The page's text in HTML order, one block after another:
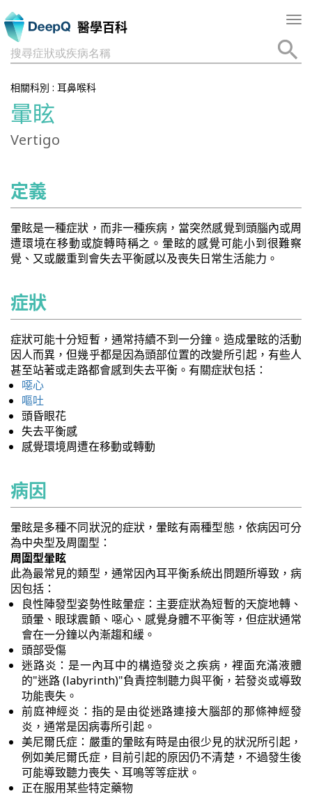
醫學百科
搜尋症狀或疾病名稱
相關科別 : 耳鼻喉科
暈眩
Vertigo
定義
暈眩是一種症狀，而非一種疾病，當突然感覺到頭腦內或周
遭環境在移動或旋轉時稱之。暈眩的感覺可能小到很難察
覺、又或嚴重到會失去平衡感以及喪失日常生活能力。
症狀
症狀可能十分短暫，通常持續不到一分鐘。造成暈眩的活動
因人而異，但幾乎都是因為頭部位置的改變所引起，有些人
甚至站著或走路都會感到失去平衡。有關症狀包括：
噁心
嘔吐
頭昏眼花
失去平衡感
感覺環境周遭在移動或轉動
病因
暈眩是多種不同狀況的症狀，暈眩有兩種型態，依病因可分
為中央型及周圍型：
周圍型暈眩
此為最常見的類型，通常因內耳平衡系統出問題所導致，病
因包括：
良性陣發型姿勢性眩暈症：主要症狀為短暫的天旋地轉、
頭暈、眼球震顫、噁心、感覺身體不平衡等，但症狀通常
會在一分鐘以內漸趨和緩。
頭部受傷
迷路炎：是一內耳中的構造發炎之疾病，裡面充滿液體
的"迷路 (labyrinth)"負責控制聽力與平衡，若發炎或導致
功能喪失。
前庭神經炎：指的是由從迷路連接大腦部的那條神經發
炎，通常是因病毒所引起。
美尼爾氏症：嚴重的暈眩有時是由很少見的狀況所引起，
例如美尼爾氏症，目前引起的原因仍不清楚，不過發生後
可能導致聽力喪失、耳鳴等等症狀。
正在服用某些特定藥物